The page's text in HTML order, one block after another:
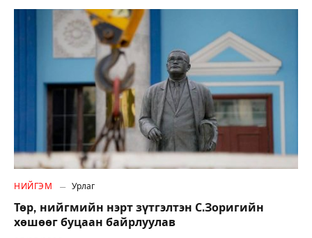
НИЙГЭМ Урлаг
Төр, нийгмийн нэрт зүтгэлтэн С.Зоригийн
хөшөөг буцаан байрлуулав